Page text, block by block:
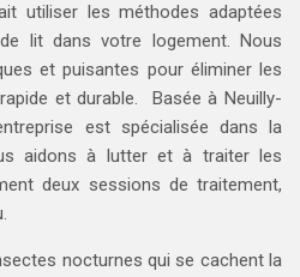
utiliser les méthodes adaptées
lit dans votre logement. Nous
et puisantes pour éliminer les
et durable. Basée à Neuilly-
est spécialisée dans la
aidons à lutter et à traiter les
deux sessions de traitement,
nocturnes qui se cachent la